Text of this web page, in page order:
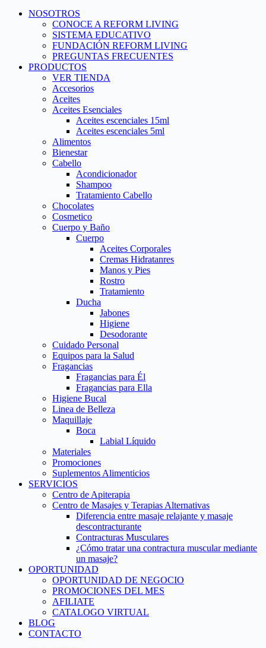
NOSOTROS
CONOCE A REFORM LIVING
SISTEMA EDUCATIVO
FUNDACIÓN REFORM LIVING
PREGUNTAS FRECUENTES
PRODUCTOS
VER TIENDA
Accesorios
Aceites
Aceites Esenciales
Aceites escenciales 15ml
Aceites escenciales 5ml
Alimentos
Bienestar
Cabello
Acondicionador
Shampoo
Tratamiento Cabello
Chocolates
Cosmetico
Cuerpo y Baño
Cuerpo
Aceites Corporales
Cremas Hidratanres
Manos y Pies
Rostro
Tratamiento
Ducha
Jabones
Higiene
Desodorante
Cuidado Personal
Equipos para la Salud
Fragancias
Fragancias para Él
Fragancias para Ella
Higiene Bucal
Linea de Belleza
Maquillaje
Boca
Labial Líquido
Materiales
Promociones
Suplementos Alimenticios
SERVICIOS
Centro de Apiterapia
Centro de Masajes y Terapias Alternativas
Diferencia entre masaje relajante y masaje
descontracturante
Contracturas Musculares
¿Cómo tratar una contractura muscular mediante
un masaje?
OPORTUNIDAD
OPORTUNIDAD DE NEGOCIO
PROMOCIONES DEL MES
AFILIATE
CATALOGO VIRTUAL
BLOG
CONTACTO